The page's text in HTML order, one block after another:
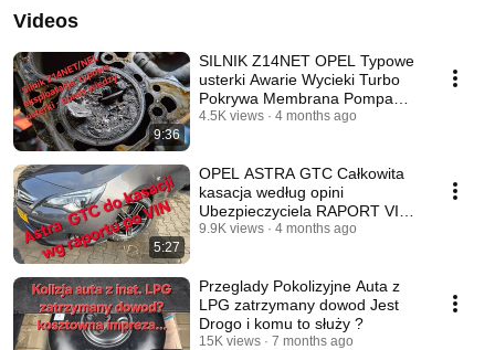
Videos
9:36
SILNIK Z14NET OPEL Typowe
usterki Awarie Wycieki Turbo
Pokrywa Membrana Pompa
Eksploatacja Porady
4.5K views 4 months ago
5:27
OPEL ASTRA GTC Całkowita
kasacja według opini
Ubezpieczyciela RAPORT VIN
poszła w godzine
9.9K views 4 months ago
Przeglady Pokolizyjne Auta z
LPG zatrzymany dowod Jest
Drogo i komu to służy ?
15K views 7 months ago